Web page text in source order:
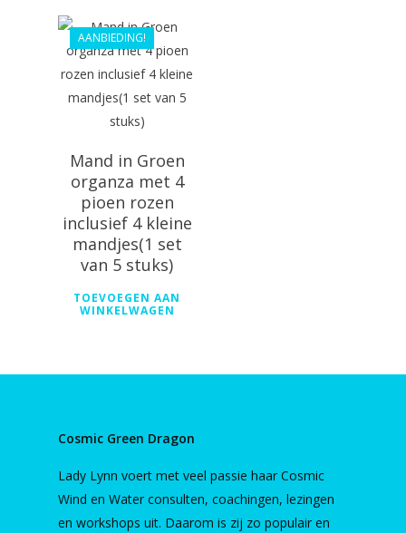
AANBIEDING!
Mand in Groen
organza met 4
pioen rozen
inclusief 4 kleine
mandjes(1 set
van 5 stuks)
TOEVOEGEN AAN
WINKELWAGEN
Cosmic Green Dragon
Lady Lynn voert met veel passie haar Cosmic
Wind en Water consulten, coachingen, lezingen
en workshops uit. Daarom is zij zo populair en